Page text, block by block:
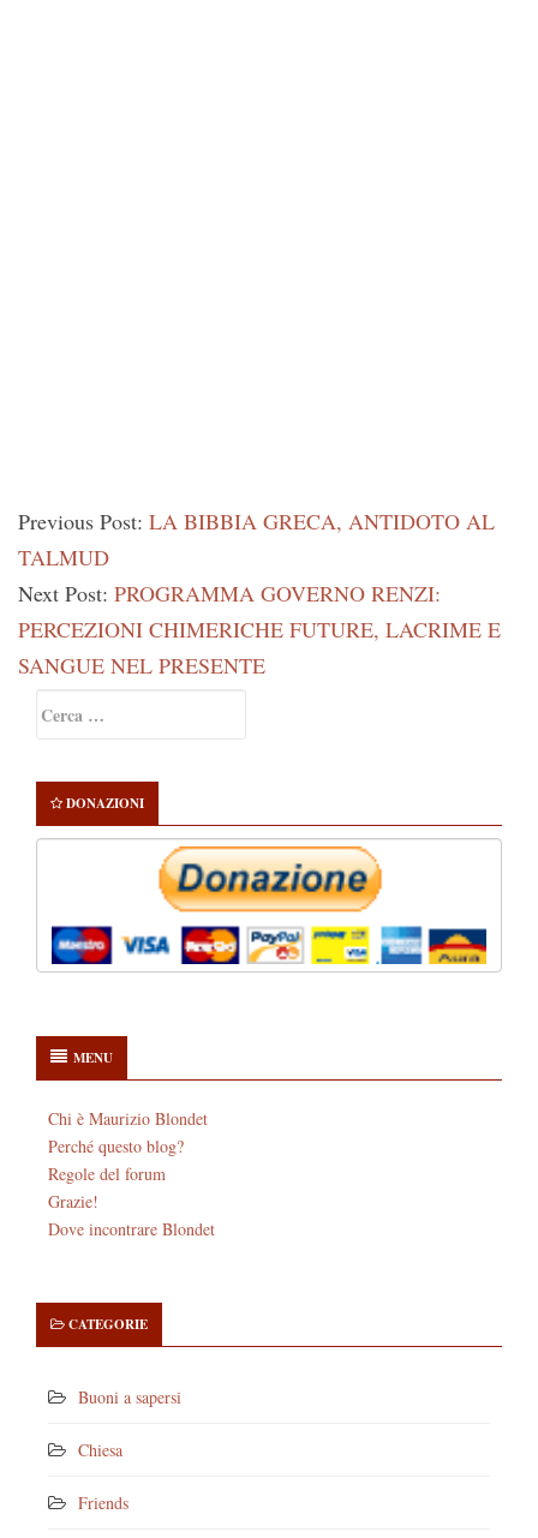
Previous Post: LA BIBBIA GRECA, ANTIDOTO AL
TALMUD
Next Post: PROGRAMMA GOVERNO RENZI:
PERCEZIONI CHIMERICHE FUTURE, LACRIME E
SANGUE NEL PRESENTE
Sidebar
per:
DONAZIONI
MENU
Chi è Maurizio Blondet
Perché questo blog?
Regole del forum
Grazie!
Dove incontrare Blondet
CATEGORIE
Buoni a sapersi
Chiesa
Friends